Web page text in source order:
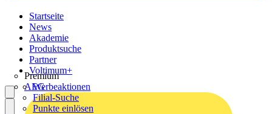
Startseite
News
Akademie
Produktsuche
Partner
Premium
AEG
Voltimum+
Werbeaktionen
Filial-Suche
Punkte einlösen